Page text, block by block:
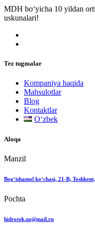
MDH bo‘yicha 10 yildan
uskunalari!
Tez tugmalar
Kompaniya haqida
Mahsulotlar
Blog
Kontaktlar
Oʻzbek
Aloqa
Manzil
Bog‘ishamol ko‘chasi, 21-B,
Pochta
hidrotek.uz@mail.ru